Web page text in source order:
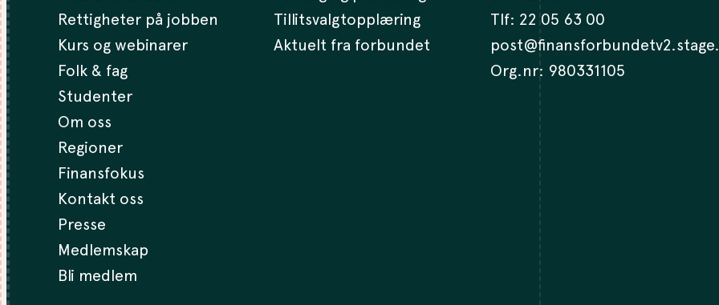
Rettigheter på jobben
Kurs og webinarer
Folk & fag
Studenter
Om oss
Regioner
Finansfokus
Kontakt oss
Presse
Medlemskap
Bli medlem
Tillitsvalgtopplæring
Aktuelt fra forbundet
Tlf: 22 05 63 00
Org.nr: 980331105